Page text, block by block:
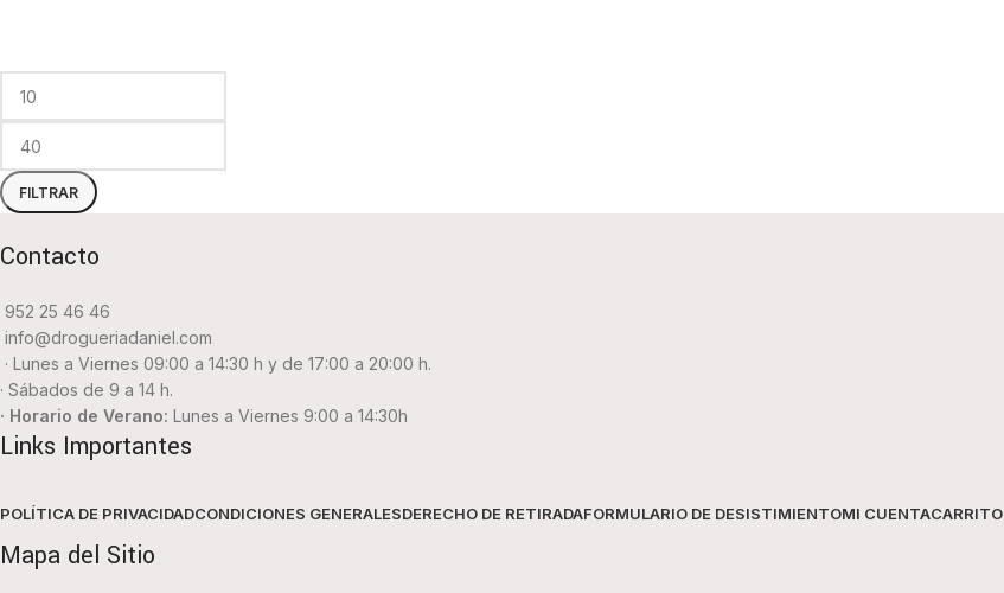
FILTRAR
Contacto
952 25 46 46
info@drogueriadaniel.com
· Lunes a Viernes 09:00 a 14:30 h y de 17:00 a 20:00 h.
· Sábados de 9 a 14 h.
· Horario de Verano: Lunes a Viernes 9:00 a 14:30h
Links Importantes
POLÍTICA DE PRIVACIDADCONDICIONES GENERALESDERECHO DE RETIRADAFORMULARIO DE DESISTIMIENTOMI CUENTACARRITO
Mapa del Sitio